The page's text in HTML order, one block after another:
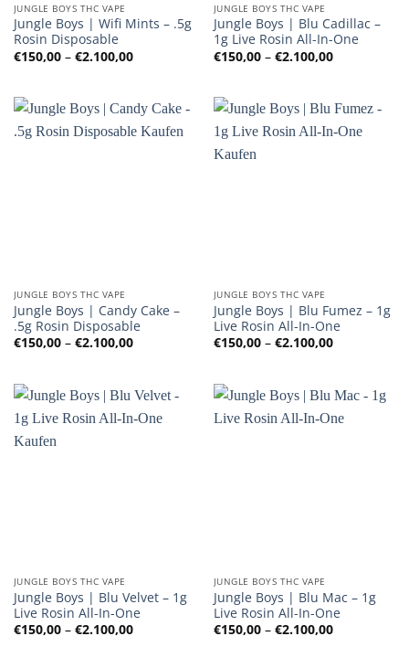
JUNGLE BOYS THC VAPE
Jungle Boys | Wifi Mints – .5g
Rosin Disposable
€150,00 – €2.100,00Preisspanne:
€150,00
JUNGLE BOYS THC VAPE
Jungle Boys | Blu Cadillac –
1g Live Rosin All-In-One
€150,00 – €2.100,00
€150,00
JUNGLE BOYS THC VAPE
Jungle Boys | Candy Cake –
.5g Rosin Disposable
€150,00 – €2.100,00Preisspanne:
JUNGLE BOYS THC VAPE
Jungle Boys | Blu Fumez – 1g
Live Rosin All-In-One
€150,00 – €2.100,00
JUNGLE BOYS THC VAPE
Jungle Boys | Blu Velvet – 1g
Live Rosin All-In-One
€150,00 – €2.100,00Preisspanne:
€150,00
JUNGLE BOYS THC VAPE
Jungle Boys | Blu Mac – 1g
Live Rosin All-In-One
€150,00 – €2.100,00
€150,00